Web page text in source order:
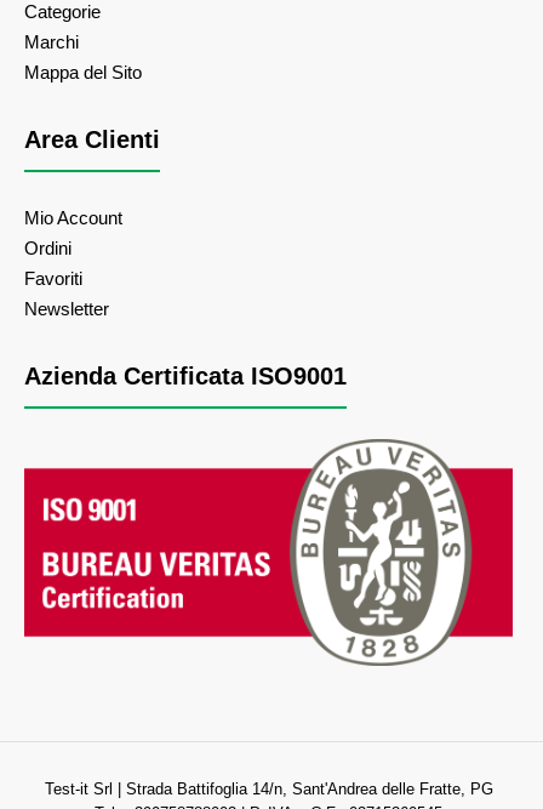
Categorie
Marchi
Mappa del Sito
Area Clienti
Mio Account
Ordini
Favoriti
Newsletter
Azienda Certificata ISO9001
Test-it Srl | Strada Battifoglia 14/n, Sant'Andrea delle Fratte, PG